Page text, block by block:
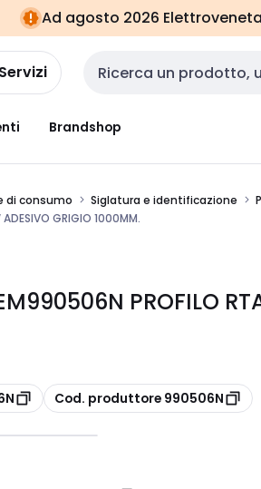
Ad agosto 2026
Cerca input
Brandshop
di consumo Siglatura e identificazione
GRIGIO 1000MM.
PROFILO
copia
Cod. produttore 990506N